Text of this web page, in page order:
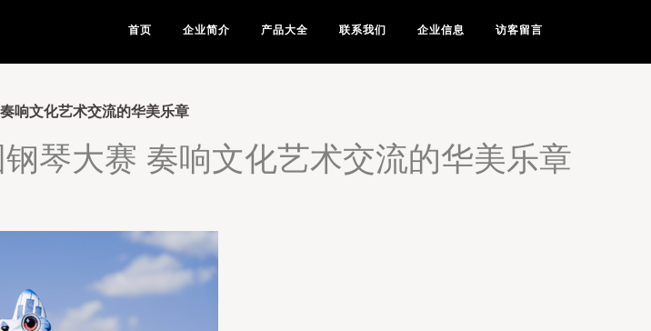
首页 企业简介 产品大全 联系我们 企业信息 访客留言
响文化艺术交流的华美乐章
琴大赛 奏响文化艺术交流的华美乐章